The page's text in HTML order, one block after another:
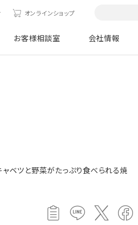
オンラインショップ
お客様相談室 会社情報
ャベツと野菜がたっぷり食べられる焼